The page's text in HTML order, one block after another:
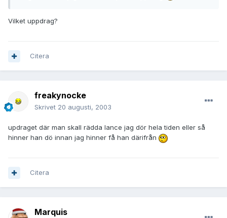
Vilket uppdrag?
Citera
freakynocke
Skrivet 20 augusti, 2003
updraget där man skall rädda lance jag dör hela tiden eller så
hinner han dö innan jag hinner få han därifrån
Citera
Marquis